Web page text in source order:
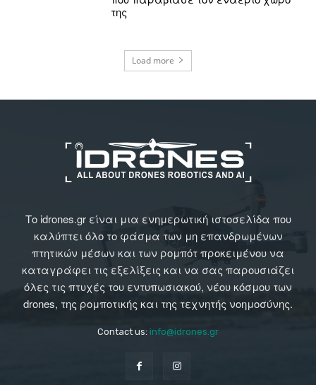
της
Load more
Το idrones.gr είναι μια ενημερωτική ιστοσελίδα που
καλύπτει όλο το φάσμα των μη επανδρωμένων
πτητικών μέσων και των ρομπότ προκειμένου να
καταγράφει τις εξελίξεις και να σας παρουσιάζει
όλες τις πτυχές του εντυπωσιακού, νέου κόσμου των
drones, της ρομποτικής και της τεχνητής νοημοσύνης.
Contact us: info@idrones.gr